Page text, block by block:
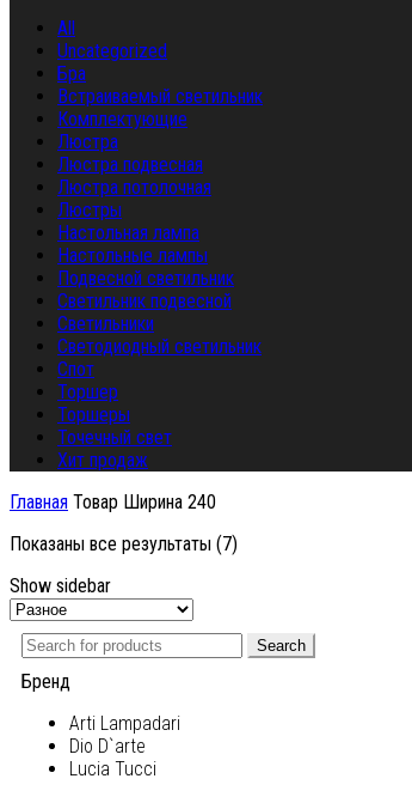
All
Uncategorized
Бра
Встраиваемый светильник
Комплектующие
Люстра
Люстра подвесная
Люстра потолочная
Люстры
Настольная лампа
Настольные лампы
Подвесной светильник
Светильник подвесной
Светильники
Светодиодный светильник
Спот
Торшер
Торшеры
Точечный свет
Хит продаж
Главная Товар Ширина 240
Показаны все результаты (7)
Show sidebar
Search
Бренд
Arti Lampadari
Dio D`arte
Lucia Tucci